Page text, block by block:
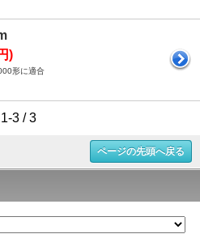
)
形に適合
1-3 / 3
ページの先頭へ戻る